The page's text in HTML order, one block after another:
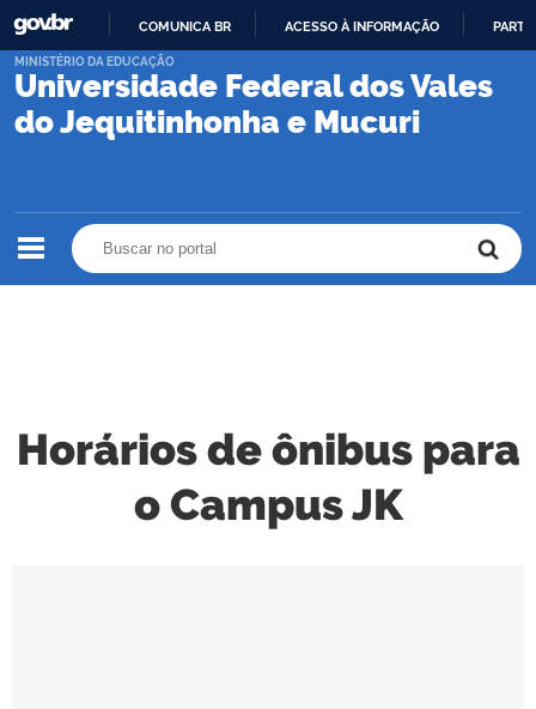
PARA
CONTEÚDO
COMUNICA BR ACESSO À INFORMAÇÃO
Universidade Federal dos Vales
do Jequitinhonha e Mucuri
MINISTÉRIO DA EDUCAÇÃO
Horários de ônibus para
o Campus JK